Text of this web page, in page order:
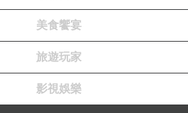
美食饗宴
旅遊玩家
影視娛樂